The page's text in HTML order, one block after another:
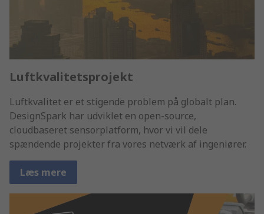
Luftkvalitetsprojekt
Luftkvalitet er et stigende problem på globalt plan.
DesignSpark har udviklet en open-source,
cloudbaseret sensorplatform, hvor vi vil dele
spændende projekter fra vores netværk af ingeniører.
Læs mere